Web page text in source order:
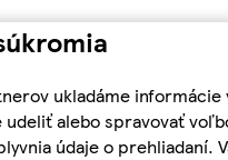
ukladáme
udeliť alebo spravovať
údaje o prehliadaní.